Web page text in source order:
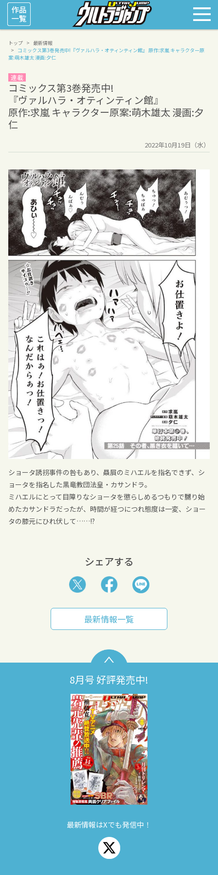
トップ
最新情報
コミックス第3巻発売中! 『ヴァルハラ・オティンティン館』 原作:求嵐 キャラクター原
案:萌木雄太 漫画:夕仁
連載
コミックス第3巻発売中!
『ヴァルハラ・オティンティン館』
原作:求嵐 キャラクター原案:萌木雄太 漫画:夕
仁
2022年10月19日（水）
ショータ誘拐事件の咎もあり、贔屓のミハエルを指名できず、シ
ョータを指名した黒竜教団法皇・カサンドラ。
ミハエルにとって目障りなショータを懲らしめるつもりで嬲り始
めたカサンドラだったが、時間が経つにつれ態度は一変、ショー
タの膝元にひれ伏して……!?
シェアする
最新情報一覧
8月号 好評発売中!
最新情報はXでも発信中！